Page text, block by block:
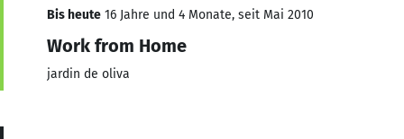
Bis heute 16 Jahre und 4 Monate, seit Mai 2010
Work from Home
jardin de oliva